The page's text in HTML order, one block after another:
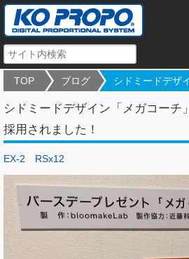
TOP ブログ シドミードデザ
シドミードデザイン「メガコーチ
採用されました！
EX-2 RSx12